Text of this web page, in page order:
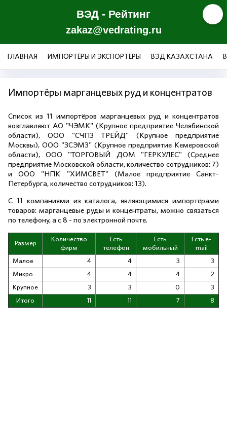
ВЭД - Рейтинг
zakaz@vedrating.ru
ГЛАВНАЯ ИМПОРТЁРЫ И ЭКСПОРТЁРЫ ВЭД КАЗАХСТАНА
Импортёры марганцевых руд и концентратов
Список из 11 импортёров марганцевых руд и концентратов
возглавляют АО "ЧЭМК" (Крупное предприятие Челябинской
области), ООО "СЧПЗ ТРЕЙД" (Крупное предприятие
Москвы), ООО "ЗСЭМЗ" (Крупное предприятие Кемеровской
области), ООО "ТОРГОВЫЙ ДОМ "ГЕРКУЛЕС" (Среднее
предприятие Московской области, количество сотрудников: 7)
и ООО "НПК "ХИМСВЕТ" (Малое предприятие Санкт-
Петербурга, количество сотрудников: 13).
С 11 компаниями из каталога, являющимися импортёрами
товаров: марганцевые руды и концентраты, можно связаться
по телефону, а с 8 - по электронной почте.
Размер
Количество
фирм
Есть
телефон
Есть
мобильный
Есть e-
mail
Малое
4 4 3
3
Микро
4 4 4
2
Крупное
3 3 0
3
Итого
11 11 7 8